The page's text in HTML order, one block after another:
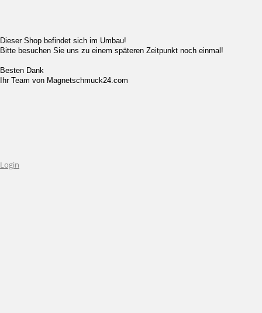
Dieser Shop befindet sich im Umbau!
Bitte besuchen Sie uns zu einem späteren Zeitpunkt noch einmal!
Besten Dank
Ihr Team von Magnetschmuck24.com
Login